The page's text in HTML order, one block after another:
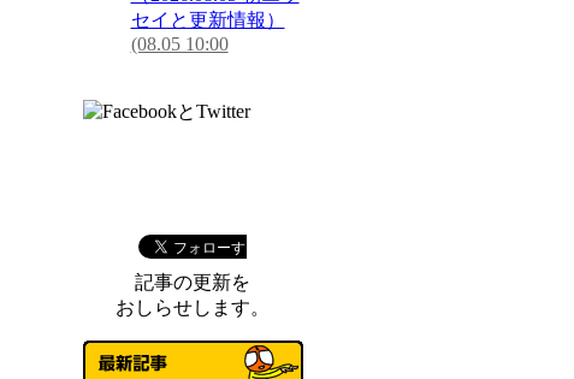
セイと更新情報）
(08.05 10:00
記事の更新を
おしらせします。